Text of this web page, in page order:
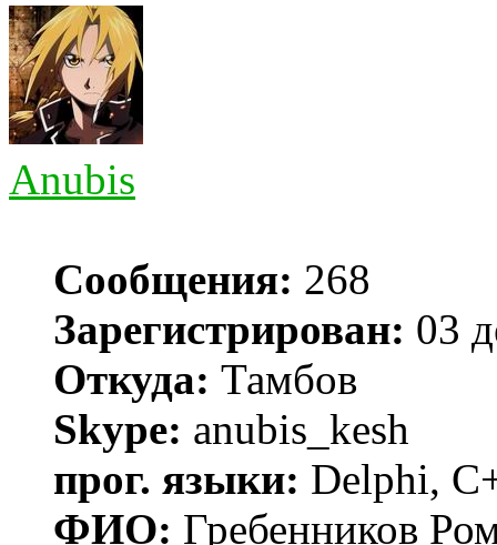
Anubis
Сообщения: 268
Зарегистрирован: 03
Откуда: Тамбов
Skype: anubis_kesh
прог. языки: Delphi,
ФИО: Гребенников